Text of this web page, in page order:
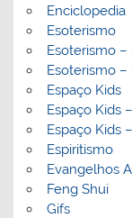
Enciclopedia
Esoterismo
Esoterismo
Esoterismo –
Espaço Kids
Espaço Kids
Espaço Kids
Espiritismo
Evangelhos
Feng Shui
Gifs